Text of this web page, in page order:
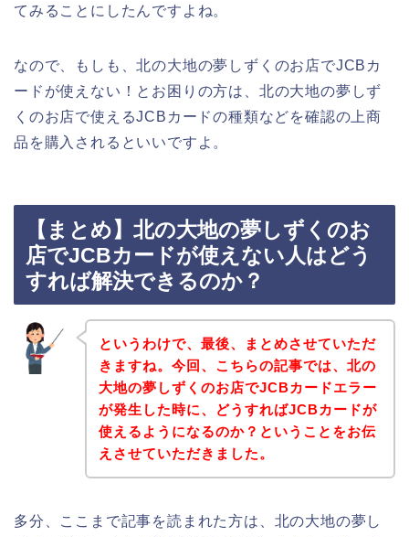
てみることにしたんですよね。
なので、もしも、北の大地の夢しずくのお店でJCBカ
ードが使えない！とお困りの方は、北の大地の夢しず
くのお店で使えるJCBカードの種類などを確認の上商
品を購入されるといいですよ。
【まとめ】北の大地の夢しずくのお
店でJCBカードが使えない人はどう
すれば解決できるのか？
というわけで、最後、まとめさせていただ
きますね。今回、こちらの記事では、北の
大地の夢しずくのお店でJCBカードエラー
が発生した時に、どうすればJCBカードが
使えるようになるのか？ということをお伝
えさせていただきました。
多分、ここまで記事を読まれた方は、北の大地の夢し